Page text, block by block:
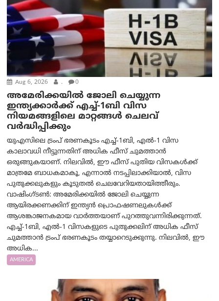
Aug 6, 2026 . 0
അമേരിക്കയില്‍ ജോലി ചെയ്യുന്ന
ഇന്ത്യക്കാർക്ക് എച്ച്-1ബി വിസ
നിയമങ്ങളിലെ മാറ്റങ്ങൾ ചെലവ്
വർദ്ധിപ്പിക്കും
യുഎസിലെ ട്രംപ് ഭരണകൂടം എച്ച്-1ബി, എൽ-1 വിസ
കാലാവധി നീട്ടുന്നതിന് അധിക ഫീസ് ചുമത്താൻ
ഒരുങ്ങുകയാണ്. നിലവിൽ, ഈ ഫീസ് പുതിയ വിസകൾക്ക്
മാത്രമേ ബാധകമാകൂ, എന്നാൽ നടപ്പിലാക്കിയാൽ, വിസ
പുതുക്കലുകളും കൂടുതൽ ചെലവേറിയതായിത്തീരും.
വാഷിംഗ്ടണ്‍: അമേരിക്കയില്‍ ജോലി ചെയ്യുന്ന
ആയിരക്കണക്കിന് ഇന്ത്യൻ പ്രൊഫഷണലുകൾക്ക്
ആശങ്കാജനകമായ വാർത്തയാണ് പുറത്തുവന്നിരിക്കുന്നത്.
എച്ച്-1ബി, എൽ-1 വിസകളുടെ പുതുക്കലിന് അധിക ഫീസ്
ചുമത്താൻ ട്രംപ് ഭരണകൂടം തയ്യാറെടുക്കുന്നു. നിലവിൽ, ഈ
അധിക...
AMERICA